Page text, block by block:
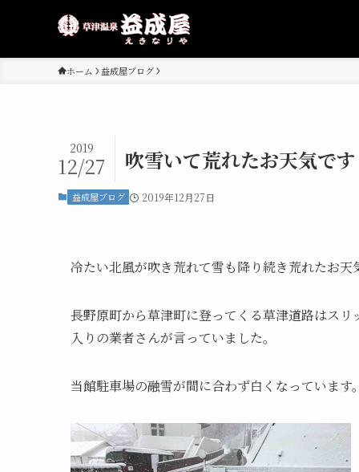
ホーム 益成屋ブログ
吹雪いて荒れたお天気です
2019
12/27
益成屋ブログ 2019年12月27日
冷たい北風が吹き荒れて雪も降り続き荒れたお天
長野原町から草津町に登ってくる草津道路はス
入りの業者さんが言っていました。
当館駐車場の融雪が間に合わず白くなっています。